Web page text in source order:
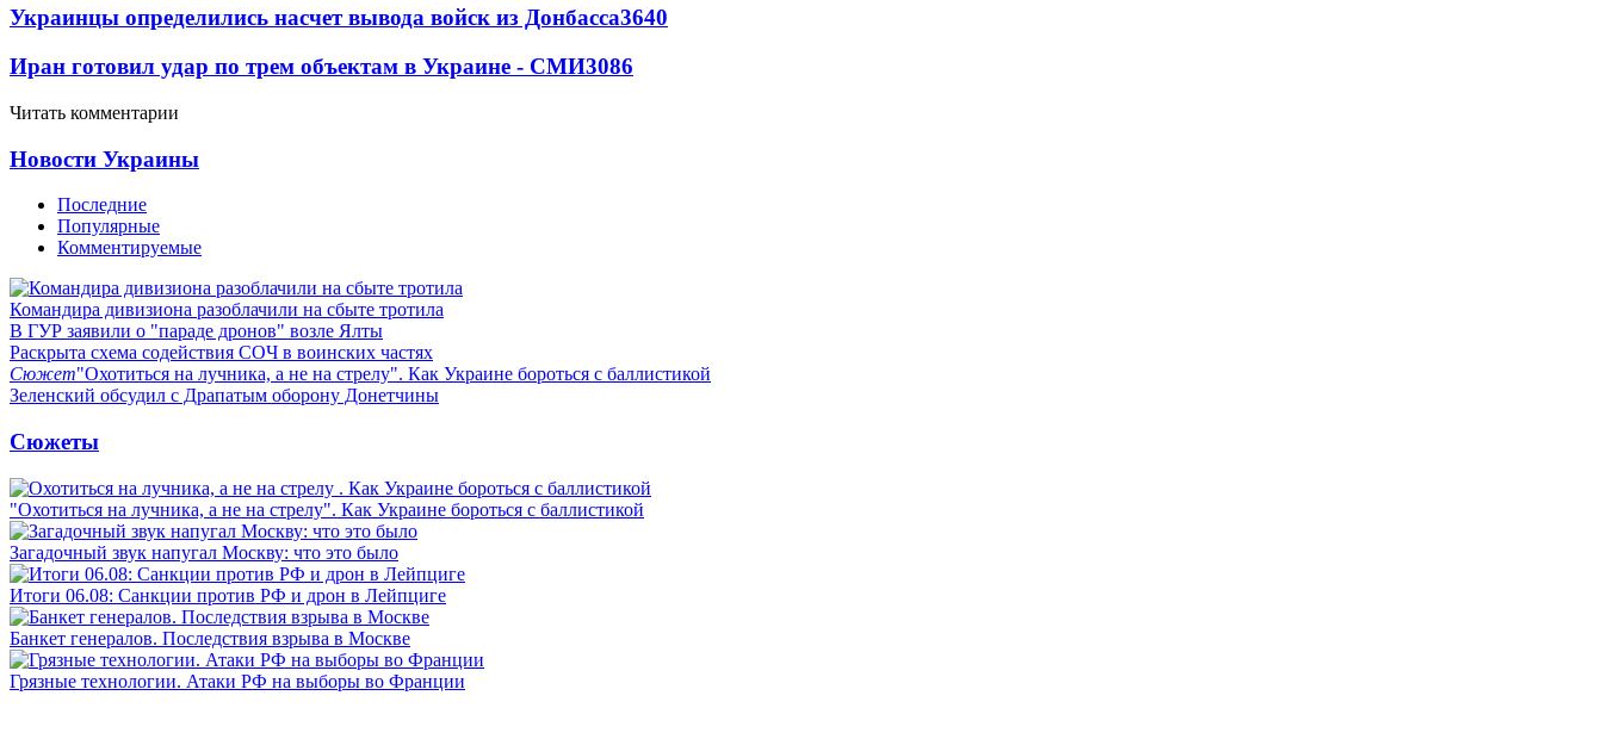
Украинцы определились насчет вывода войск из Донбасса3640
Иран готовил удар по трем объектам в Украине - СМИ3086
Читать комментарии
Новости Украины
Последние
Популярные
Комментируемые
Командира дивизиона разоблачили на сбыте тротила
В ГУР заявили о "параде дронов" возле Ялты
Раскрыта схема содействия СОЧ в воинских частях
Сюжет"Охотиться на лучника, а не на стрелу". Как Украине бороться с баллистикой
Зеленский обсудил с Драпатым оборону Донетчины
Сюжеты
"Охотиться на лучника, а не на стрелу". Как Украине бороться с баллистикой
Загадочный звук напугал Москву: что это было
Итоги 06.08: Санкции против РФ и дрон в Лейпциге
Банкет генералов. Последствия взрыва в Москве
Грязные технологии. Атаки РФ на выборы во Франции